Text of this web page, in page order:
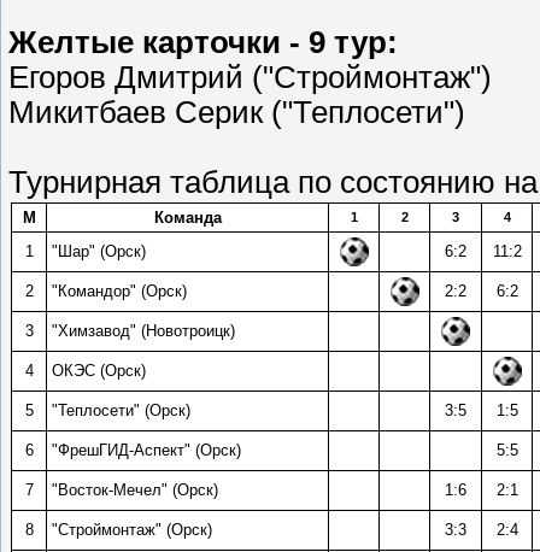
Желтые карточки - 9 тур:
Егоров Дмитрий ("Строймонтаж")
Микитбаев Серик ("Теплосети")
Турнирная таблица по состоянию
М Команда 1 2 3 4
1 "Шар" (Орск) 6:2 11:2
2 "Командор" (Орск) 2:2 6:2
3 "Химзавод" (Новотроицк)
4 ОКЭС (Орск)
5 "Теплосети" (Орск) 3:5 1:5
6 "ФрешГИД-Аспект" (Орск) 5:5
7 "Восток-Мечел" (Орск) 1:6 2:1
8 "Строймонтаж" (Орск) 3:3 2:4